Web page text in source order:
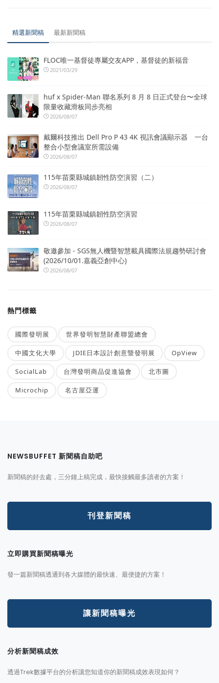
精選新聞稿 最新新聞稿
FLOC唯一基督徒專屬交友APP，基督徒的新福音
2021/03/29
huf x Spider-Man 聯名系列 8 月 8 日正式登台〜全球
限量收藏滑板同步亮相
2026/08/07
戴爾科技推出 Dell Pro P 43 4K 視訊會議顯示器 一台
整合小型會議室所需設備
2026/08/07
115年苗栗縣城鎮韌性防空演習（二）
2026/08/07
115年苗栗縣城鎮韌性防空演習
2026/08/07
敬邀參加 - SGS無人機暨智慧載具國際法規趨勢研討會
(2026/10/01.嘉義亞創中心)
2026/08/07
熱門標籤
國際發明展 世界發明智慧財產聯盟總會
中國文化大學 JDIE日本設計創意暨發明展 OpView
SocialLab 台灣發明商品促進協會 北市圖
Microchip 名古屋亞運
NEWSBUFFET 新聞稿自助吧
新聞稿的好去處，三分鐘上稿完成，最快接觸最多讀者的方案！
刊登新聞稿
立即購買新聞稿曝光
發一篇新聞稿透通到各大媒體的最快速、最便捷的方案！
讓新聞稿曝光
分析新聞稿成效
透過Trek數據平台的分析讓您知道你的新聞稿成效表現如何？